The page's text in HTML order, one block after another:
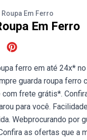
Em Ferro
Em Ferro
ferro em até 24x*
guarda roupa ferro
com frete grátis*.
para você.
Webprocurando por
as ofertas que a